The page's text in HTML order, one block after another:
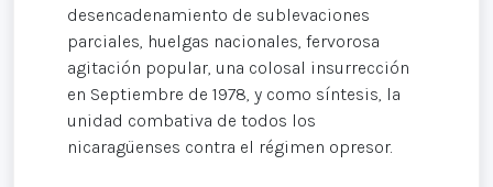
desencadenamiento de sublevaciones
parciales, huelgas nacionales, fervorosa
agitación popular, una colosal insurrección
en Septiembre de 1978, y como síntesis, la
unidad combativa de todos los
nicaragüenses contra el régimen opresor.